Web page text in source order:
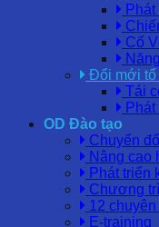
Cố
Đổi mới tổ
Tái
OD Đào tạo
Chuyển
Nâng cao
Phát triển
Chương
12
E-training